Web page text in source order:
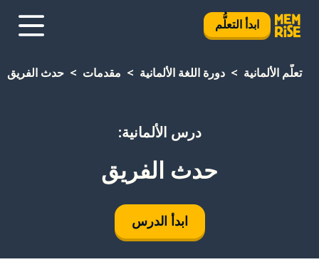
ابدأ التعلُّم
تعلَّم الألمانية دورة اللغة الألمانية مقدمات حدث الفريق
درس الألمانية:
حدث الفريق
ابدأ الدرس